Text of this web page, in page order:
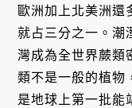
歐洲加上北美洲還
就占三分之一。潮
灣成為全世界蕨類
類不是一般的植物
是地球上第一批能